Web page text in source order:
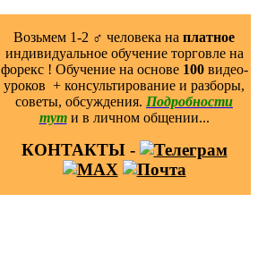
Возьмем 1-2 ‍♂️ человека на платное
индивидуальное обучение торговле на
форекс ! Обучение на основе 100видео-
уроков ️ + консультирование и разборы,
советы, обсуждения. Подробности
тут и в личном общении...
КОНТАКТЫ -